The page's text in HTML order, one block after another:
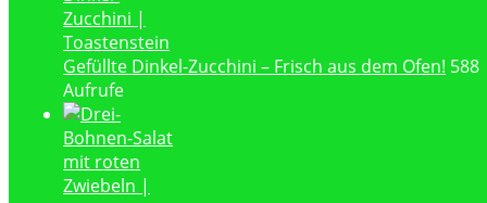
Gefüllte Dinkel-Zucchini – Frisch aus dem Ofen! 588
Aufrufe